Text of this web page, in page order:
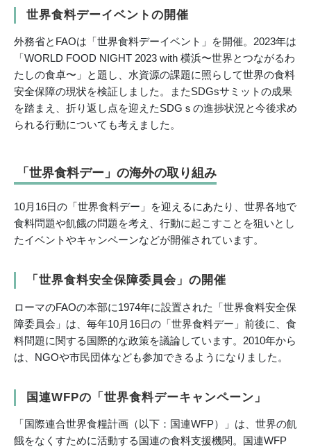
世界食料デーイベントの開催
外務省とFAOは「世界食料デーイベント」を開催。2023年は
「WORLD FOOD NIGHT 2023 with 横浜〜世界とつながるわ
たしの食卓〜」と題し、水資源の課題に照らして世界の食料
安全保障の現状を検証しました。またSDGsサミットの成果
を踏まえ、折り返し点を迎えたSDGｓの進捗状況と今後求め
られる行動についても考えました。
「世界食料デー」の海外の取り組み
10月16日の「世界食料デー」を迎えるにあたり、世界各地で
食料問題や飢餓の問題を考え、行動に起こすことを狙いとし
たイベントやキャンペーンなどが開催されています。
「世界食料安全保障委員会」の開催
ローマのFAOの本部に1974年に設置された「世界食料安全保
障委員会」は、毎年10月16日の「世界食料デー」前後に、食
料問題に関する国際的な政策を議論しています。2010年から
は、NGOや市民団体なども参加できるようになりました。
国連WFPの「世界食料デーキャンペーン」
「国際連合世界食糧計画（以下：国連WFP）」は、世界の飢
餓をなくすために活動する国連の食料支援機関。国連WFP